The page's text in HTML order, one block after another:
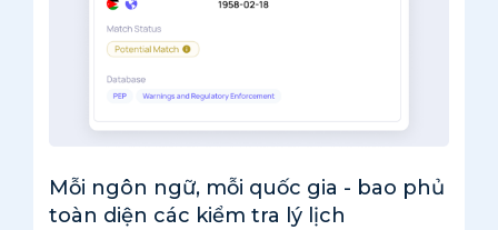
Mỗi ngôn ngữ, mỗi quốc gia - bao phủ
toàn diện các kiểm tra lý lịch